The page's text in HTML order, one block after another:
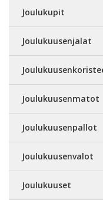
Joulukupit
Joulukuusenjalat
Joulukuusenmatot
Joulukuusenpallot
Joulukuusenvalot
Joulukuuset